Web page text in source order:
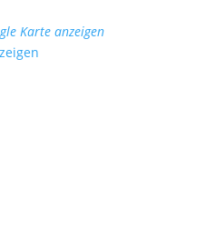
Karte anzeigen